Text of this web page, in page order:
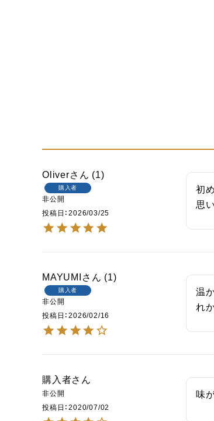
Oliver 1
購入者
非公開
投稿日
2026/03/25
初
思
MAYUMI 1
購入者
非公開
投稿日
2026/02/16
温
れ
購入者
非公開
投稿日
2020/07/02
味